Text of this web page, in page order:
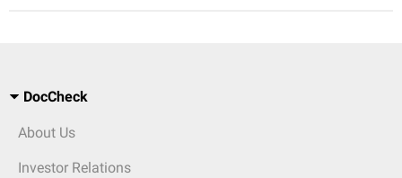
DocCheck
About Us
Investor Relations